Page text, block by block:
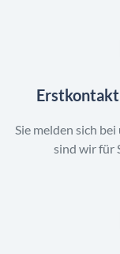
Sie melden sich
sind wir für